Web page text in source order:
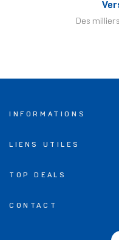
Des
INFORMATIONS
LIENS UTILES
TOP DEALS
CONTACT